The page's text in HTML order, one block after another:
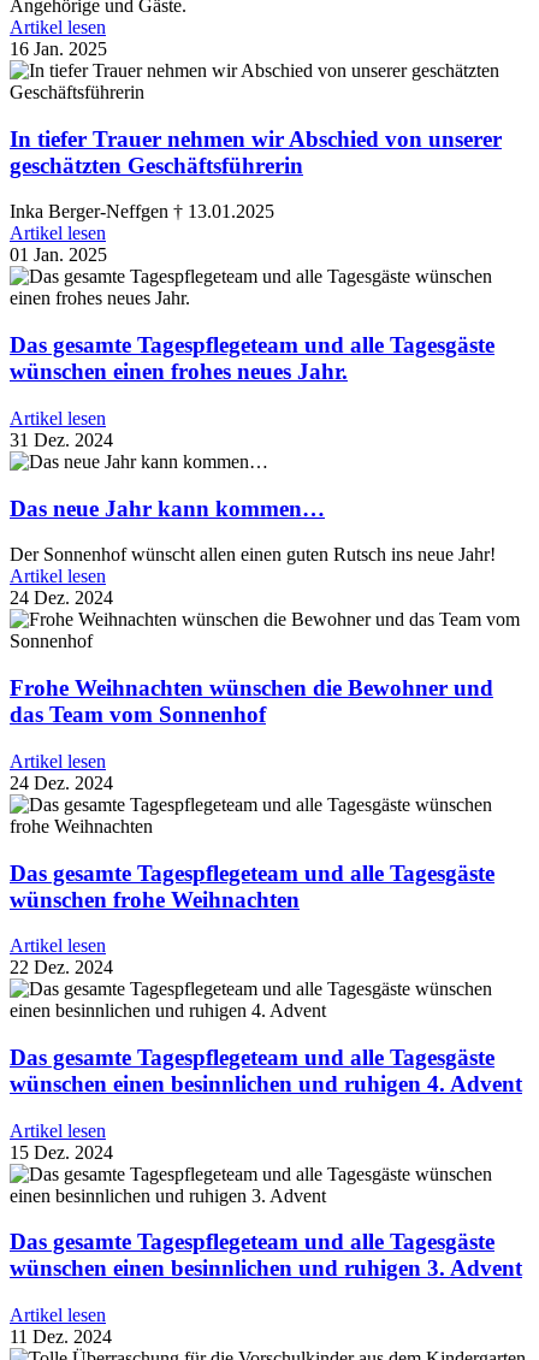
Angehörige und Gäste.
Artikel lesen
16 Jan. 2025
In tiefer Trauer nehmen wir Abschied von unserer
geschätzten Geschäftsführerin
Inka Berger-Neffgen † 13.01.2025
Artikel lesen
01 Jan. 2025
Das gesamte Tagespflegeteam und alle Tagesgäste
wünschen einen frohes neues Jahr.
Artikel lesen
31 Dez. 2024
Das neue Jahr kann kommen…
Der Sonnenhof wünscht allen einen guten Rutsch ins neue Jahr!
Artikel lesen
24 Dez. 2024
Frohe Weihnachten wünschen die Bewohner und
das Team vom Sonnenhof
Artikel lesen
24 Dez. 2024
Das gesamte Tagespflegeteam und alle Tagesgäste
wünschen frohe Weihnachten
Artikel lesen
22 Dez. 2024
Das gesamte Tagespflegeteam und alle Tagesgäste
wünschen einen besinnlichen und ruhigen 4. Advent
Artikel lesen
15 Dez. 2024
Das gesamte Tagespflegeteam und alle Tagesgäste
wünschen einen besinnlichen und ruhigen 3. Advent
Artikel lesen
11 Dez. 2024